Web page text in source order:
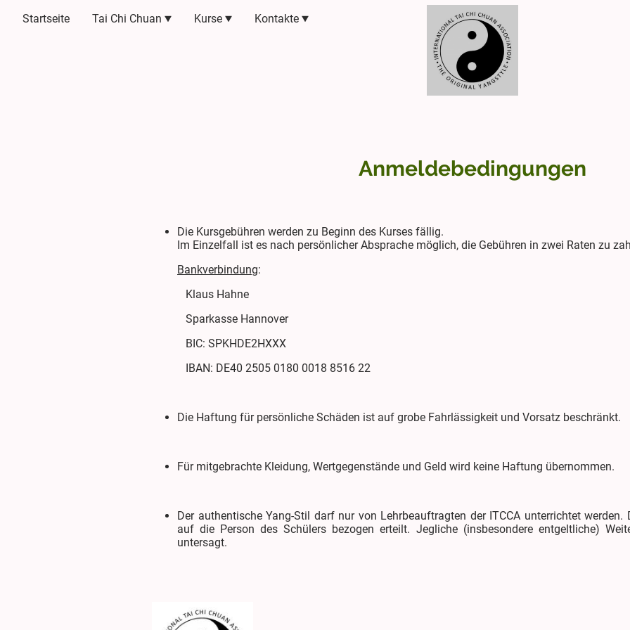
Startseite Tai Chi Chuan Kurse Kontakte
Anmeldebedingungen
Die Kursgebühren werden zu Beginn des Kurses fällig.
Im Einzelfall ist es nach persönlicher Absprache möglich, die Gebühren in zwei Raten zu
Bankverbindung:
Klaus Hahne
Sparkasse Hannover
BIC: SPKHDE2HXXX
IBAN: DE40 2505 0180 0018 8516 22
Die Haftung für persönliche Schäden ist auf grobe Fahrlässigkeit und Vorsatz beschränkt.
Für mitgebrachte Kleidung, Wertgegenstände und Geld wird keine Haftung übernommen.
Der authentische Yang-Stil darf nur von Lehrbeauftragten der ITCCA unterrichtet
auf die Person des Schülers bezogen erteilt. Jegliche (insbesondere entgeltliche)
untersagt.